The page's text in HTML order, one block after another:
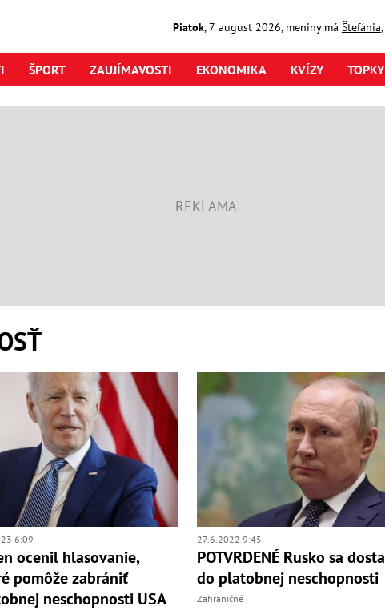
Piatok,7. august2026, meniny má Štefánia
ŠPORT ZAUJÍMAVOSTI EKONOMIKA KVÍZY
6:09
ocenil hlasovanie,
pomôže zabrániť
neschopnosti USA
27.6.2022 9:45
POTVRDENÉ Rusko sa
do platobnej neschopnosti
Zahraničné